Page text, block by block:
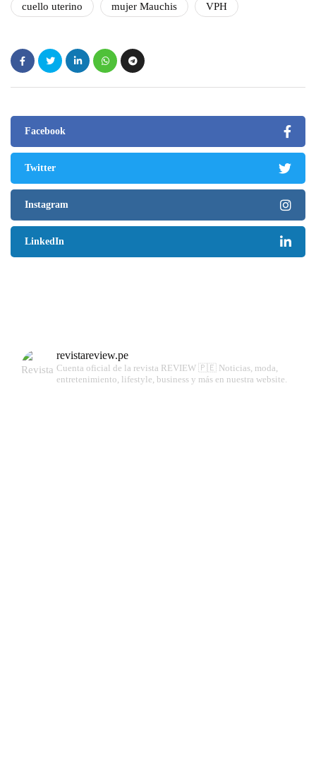
cuello uterino mujer Mauchis VPH
Facebook
Twitter
Instagram
LinkedIn
revistareview.pe
Cuenta oficial de la revista REVIEW 🇵🇪 Noticias, moda,
entretenimiento, lifestyle, business y más en nuestra website.